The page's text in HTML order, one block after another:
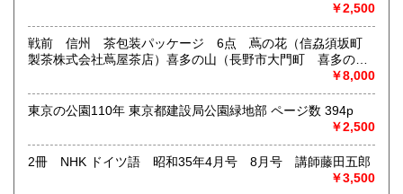
古本・骨董品の出張買取のお申込み・ご予約は、お電話・ま
たはメールにて承っております。 お気軽にお問合わせくださ
出張費は無料です。旧家、蔵のあるお宅、昭和40年以前の古
いお宅の買取は、遠方でも大歓迎です。
取り扱い分野
社会科学、美術工芸、古典籍、近代文献、外国書
るグラフ雑誌の臨時増刊号です。当時の儀式の様子や関連行
事を写した貴重な写真や解説が多数収録されています。
￥2,500
戦前 信州 茶包装パッケージ 6点 蔦の花（信劦須坂町
製茶株式会社蔦屋茶店）喜多の山（長野市大門町 喜多の園
本店）西沢園（長野県中堅町 西澤園本舗）梅の花（信州須
坂市梅の園茶店）奈良此園（信州中野町 西澤茶舗）美泉瀧
（信州長野市新町 茶間屋美濃久商店）瀧の音（信濃吉田本
￥8,000
東京の公園110年 東京都建設局公園緑地部 ページ数 394p
￥2,500
2冊 NHK ドイツ語 昭和35年4月号 8月号 講師藤田五郎
￥3,500